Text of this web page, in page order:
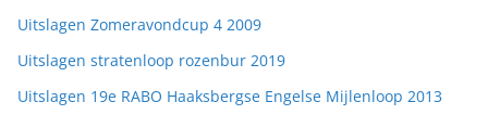
Uitslagen Zomeravondcup 4 2009
Uitslagen stratenloop rozenbur 2019
Uitslagen 19e RABO Haaksbergse Engelse Mijlenloop 2013